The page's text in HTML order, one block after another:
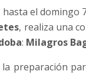
el domingo
, realiza una
: Milagros
preparación